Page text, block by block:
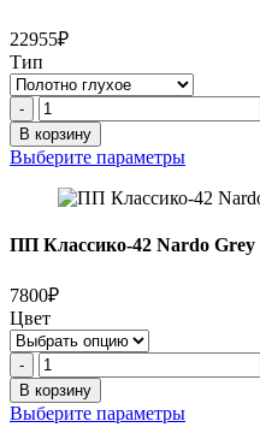
22955₽
Тип
Количество
товара
Багет
№10
слоновая
кость
-
В корзину
Выберите параметры
ПП Классико-42 Nardo Grey
7800₽
Цвет
Количество
товара
ПП
Классико-42
-
В корзину
Выберите параметры